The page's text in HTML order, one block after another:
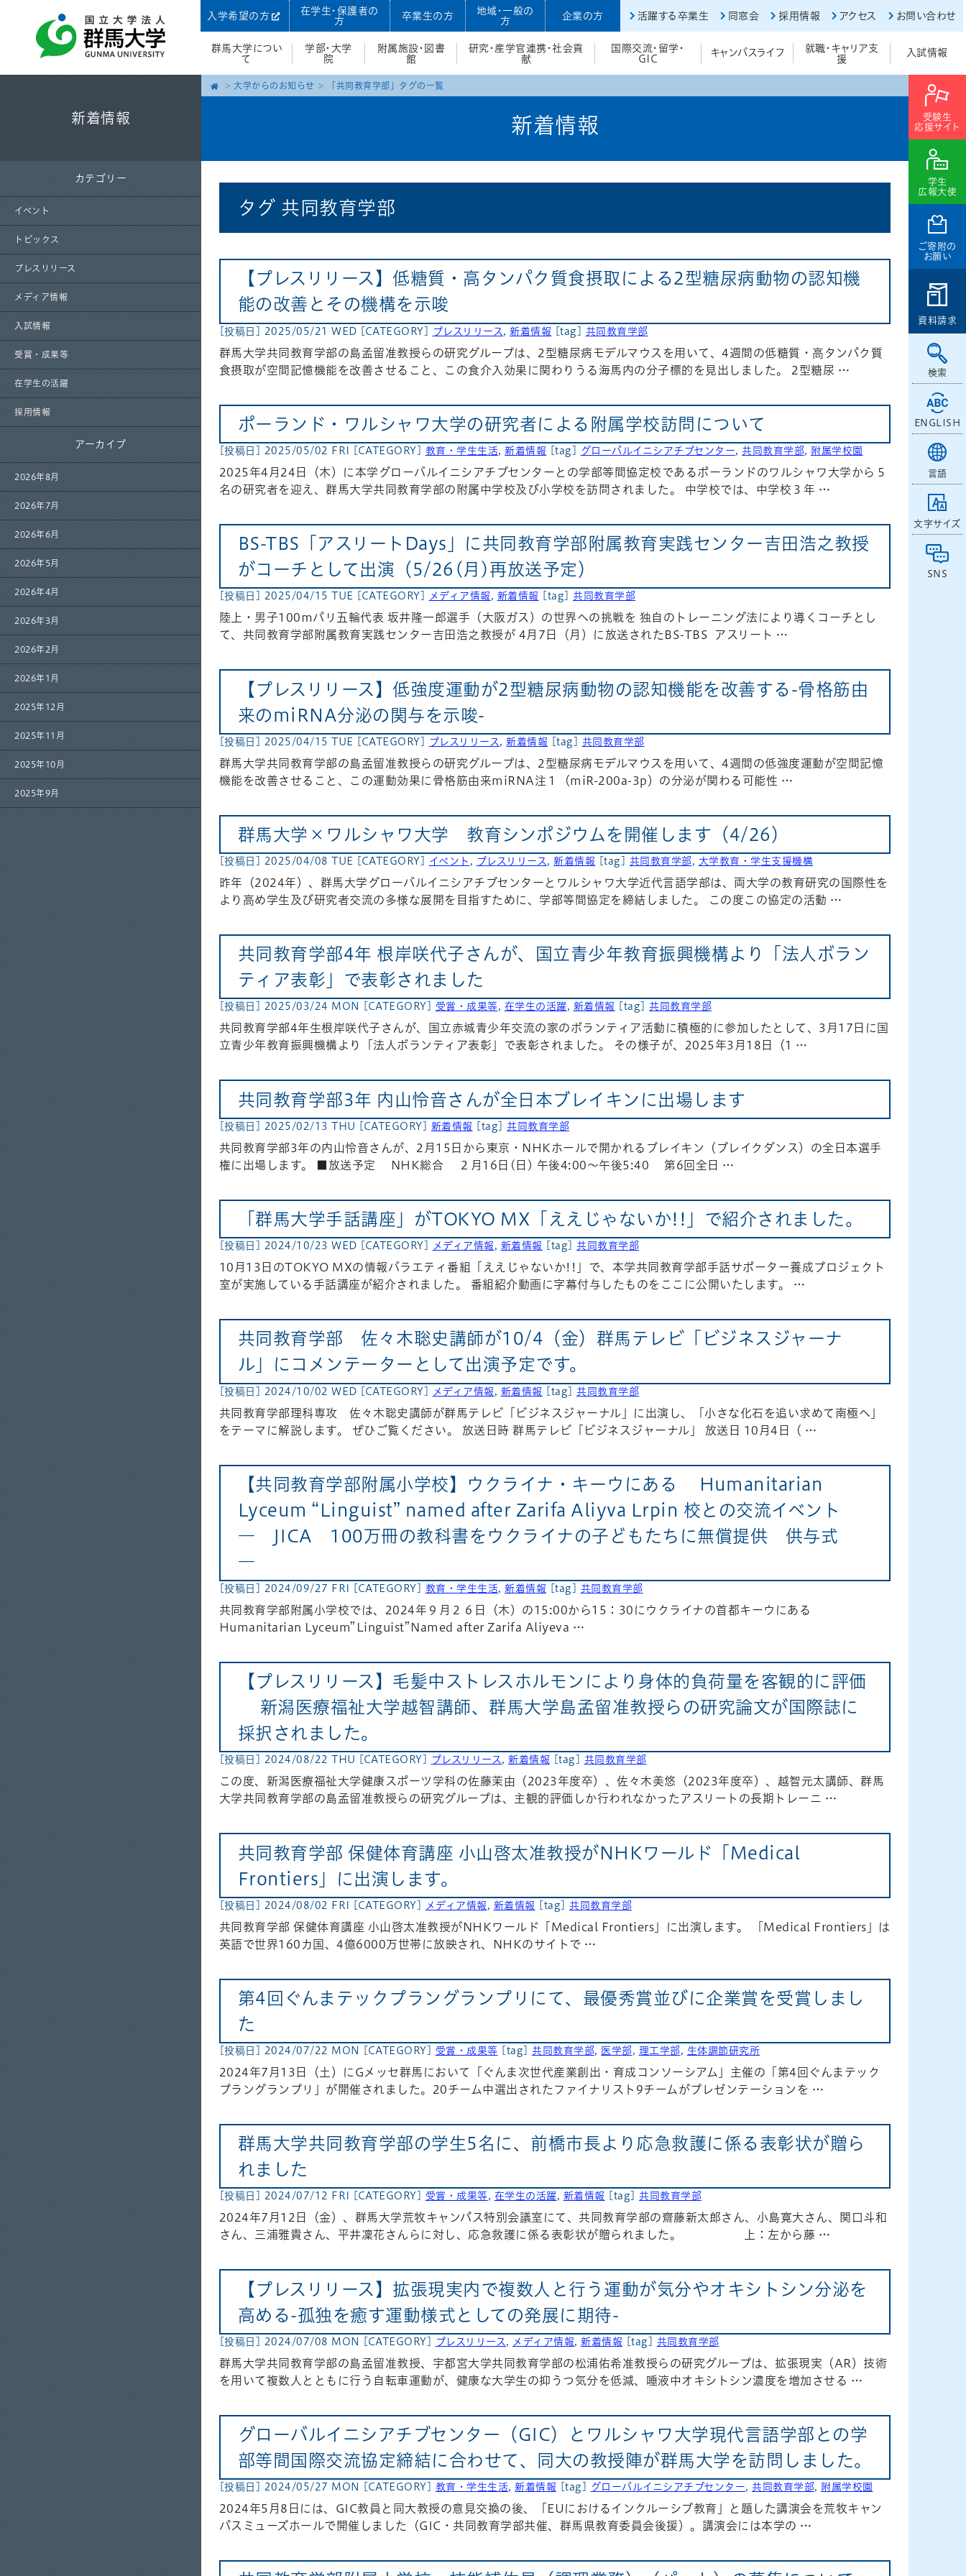
入学希望の方
在学生・保護者の
方
卒業生の方
地域・一般の
方
企業の方 活躍する卒業生 同窓会 採用情報 アクセス お問い合わせ
群馬大学につい
て
学部・大学
院
附属施設・図書
館
研究・産学官連携・社会貢
献
国際交流・留学・
GIC
キャンパスライフ
就職・キャリア支
援
入試情報
受験生
応援サイト
学生
広報大使
ご寄附の
お願い
資料請求
検索
ENGLISH
言語
文字サイズ
SNS
新着情報
カテゴリー
イベント
トピックス
プレスリリース
メディア情報
入試情報
受賞・成果等
在学生の活躍
採用情報
アーカイブ
2026年8月
2026年7月
2026年6月
2026年5月
2026年4月
2026年3月
2026年2月
2026年1月
2025年12月
2025年11月
2025年10月
2025年9月
大学からのお知らせ 「共同教育学部」タグの一覧
新着情報
タグ 共同教育学部
【プレスリリース】低糖質・高タンパク質食摂取による2型糖尿病動物の認知機
能の改善とその機構を示唆
[投稿日] 2025/05/21 WED [CATEGORY] プレスリリース ,新着情報 [tag] 共同教育学部
群馬大学共同教育学部の島孟留准教授らの研究グループは、2型糖尿病モデルマウスを用いて、4週間の低糖質・高タンパク質
食摂取が空間記憶機能を改善させること、この食介入効果に関わりうる海馬内の分子標的を見出しました。 2型糖尿 …
ポーランド・ワルシャワ大学の研究者による附属学校訪問について
[投稿日] 2025/05/02 FRI [CATEGORY] 教育・学生生活,新着情報 [tag] グローバルイニシアチブセンター, 共同教育学部, 附属学校園
2025年4月24日（木）に本学グローバルイニシアチブセンターとの学部等間協定校であるポーランドのワルシャワ大学から５
名の研究者を迎え、群馬大学共同教育学部の附属中学校及び小学校を訪問されました。 中学校では、中学校３年 …
BS-TBS「アスリートDays」に共同教育学部附属教育実践センター吉田浩之教授
がコーチとして出演（5/26(月)再放送予定）
[投稿日] 2025/04/15 TUE [CATEGORY] メディア情報 , 新着情報 [tag] 共同教育学部
陸上・男子100ｍパリ五輪代表 坂井隆一郎選手（大阪ガス）の世界への挑戦を 独自のトレーニング法により導くコーチとし
て、共同教育学部附属教育実践センター吉田浩之教授が 4月7日（月）に放送されたBS-TBS アスリート …
【プレスリリース】低強度運動が2型糖尿病動物の認知機能を改善する-骨格筋由
来のmiRNA分泌の関与を示唆-
[投稿日] 2025/04/15 TUE [CATEGORY] プレスリリース ,新着情報 [tag] 共同教育学部
群馬大学共同教育学部の島孟留准教授らの研究グループは、2型糖尿病モデルマウスを用いて、4週間の低強度運動が空間記憶
機能を改善させること、この運動効果に骨格筋由来miRNA注１（miR-200a-3p）の分泌が関わる可能性 …
群馬大学×ワルシャワ大学 教育シンポジウムを開催します（4/26）
[投稿日] 2025/04/08 TUE [CATEGORY] イベント , プレスリリース ,新着情報 [tag] 共同教育学部, 大学教育・学生支援機構
昨年（2024年）、群馬大学グローバルイニシアチブセンターとワルシャワ大学近代言語学部は、両大学の教育研究の国際性を
より高め学生及び研究者交流の多様な展開を目指すために、学部等間協定を締結しました。 この度この協定の活動 …
共同教育学部4年 根岸咲代子さんが、国立青少年教育振興機構より「法人ボラン
ティア表彰」で表彰されました
[投稿日] 2025/03/24 MON [CATEGORY] 受賞・成果等 , 在学生の活躍 , 新着情報 [tag] 共同教育学部
共同教育学部4年生根岸咲代子さんが、国立赤城青少年交流の家のボランティア活動に積極的に参加したとして、3月17日に国
立青少年教育振興機構より「法人ボランティア表彰」で表彰されました。 その様子が、2025年3月18日（1 …
共同教育学部3年 内山怜音さんが全日本ブレイキンに出場します
[投稿日] 2025/02/13 THU [CATEGORY] 新着情報 [tag] 共同教育学部
共同教育学部3年の内山怜音さんが、2月15日から東京・NHKホールで開かれるブレイキン（ブレイクダンス）の全日本選手
権に出場します。 ■放送予定 NHK総合 ２月16日(日) 午後4:00〜午後5:40 第6回全日 …
「群馬大学手話講座」がTOKYO MX「ええじゃないか!!」で紹介されました。
[投稿日] 2024/10/23 WED [CATEGORY] メディア情報 , 新着情報 [tag] 共同教育学部
10月13日のTOKYO MXの情報バラエティ番組「ええじゃないか!!」で、本学共同教育学部手話サポーター養成プロジェクト
室が実施している手話講座が紹介されました。 番組紹介動画に字幕付与したものをここに公開いたします。 …
共同教育学部 佐々木聡史講師が10/4（金）群馬テレビ「ビジネスジャーナ
ル」にコメンテーターとして出演予定です。
[投稿日] 2024/10/02 WED [CATEGORY] メディア情報 新着情報 [tag] 共同教育学部
共同教育学部理科専攻 佐々木聡史講師が群馬テレビ「ビジネスジャーナル」に出演し、「小さな化石を追い求めて南極へ」
をテーマに解説します。 ぜひご覧ください。 放送日時 群馬テレビ「ビジネスジャーナル」 放送日 10月4日（ …
【共同教育学部附属小学校】ウクライナ・キーウにある Humanitarian
Lyceum “Linguist” named after Zarifa Aliyva Lrpin 校との交流イベント
― JICA 100万冊の教科書をウクライナの子どもたちに無償提供 供与式
―
[投稿日] 2024/09/27 FRI [CATEGORY] 教育・学生生活,新着情報 [tag] 共同教育学部
共同教育学部附属小学校では、2024年９月２６日（木）の15:00から15：30にウクライナの首都キーウにある
Humanitarian Lyceum”Linguist”Named after Zarifa Aliyeva …
【プレスリリース】毛髪中ストレスホルモンにより身体的負荷量を客観的に評価
新潟医療福祉大学越智講師、群馬大学島孟留准教授らの研究論文が国際誌に
採択されました。
[投稿日] 2024/08/22 THU [CATEGORY] プレスリリース ,新着情報 [tag] 共同教育学部
この度、新潟医療福祉大学健康スポーツ学科の佐藤茉由（2023年度卒）、佐々木美悠（2023年度卒）、越智元太講師、群馬
大学共同教育学部の島孟留准教授らの研究グループは、主観的評価しか行われなかったアスリートの長期トレーニ …
共同教育学部 保健体育講座 小山啓太准教授がNHKワールド「Medical
Frontiers」に出演します。
[投稿日] 2024/08/02 FRI [CATEGORY] メディア情報 新着情報 [tag] 共同教育学部
共同教育学部 保健体育講座 小山啓太准教授がNHKワールド「Medical Frontiers」に出演します。 「Medical Frontiers」は
英語で世界160カ国、4億6000万世帯に放映され、NHKのサイトで …
第4回ぐんまテックプラングランプリにて、最優秀賞並びに企業賞を受賞しまし
た
[投稿日] 2024/07/22 MON [CATEGORY] 受賞・成果等 [tag] 共同教育学部, 医学部, 理工学部, 生体調節研究所
2024年7月13日（土）にGメッセ群馬において「ぐんま次世代産業創出・育成コンソーシアム」主催の「第4回ぐんまテック
プラングランプリ」が開催されました。20チーム中選出されたファイナリスト9チームがプレゼンテーションを …
群馬大学共同教育学部の学生5名に、前橋市長より応急救護に係る表彰状が贈ら
れました
[投稿日] 2024/07/12 FRI [CATEGORY] 受賞・成果等 , 在学生の活躍 , 新着情報 [tag] 共同教育学部
2024年7月12日（金）、群馬大学荒牧キャンパス特別会議室にて、共同教育学部の齋藤新太郎さん、小島寛大さん、関口斗和
さん、三浦雅貴さん、平井凜花さんらに対し、応急救護に係る表彰状が贈られました。 上：左から藤 …
【プレスリリース】拡張現実内で複数⼈と⾏う運動が気分やオキシトシン分泌を
⾼める-孤独を癒す運動様式としての発展に期待-
[投稿日] 2024/07/08 MON [CATEGORY] プレスリリース , メディア情報,新着情報 [tag] 共同教育学部
群⾺⼤学共同教育学部の島孟留准教授、宇都宮⼤学共同教育学部の松浦佑希准教授らの研究グループは、拡張現実（AR）技術
を⽤いて複数⼈とともに⾏う⾃転⾞運動が、健康な⼤学⽣の抑うつ気分を低減、唾液中オキシトシン濃度を増加させる …
グローバルイニシアチブセンター（GIC）とワルシャワ大学現代言語学部との学
部等間国際交流協定締結に合わせて、同大の教授陣が群馬大学を訪問しました。
[投稿日] 2024/05/27 MON [CATEGORY] 教育・学生生活,新着情報 [tag] グローバルイニシアチブセンター, 共同教育学部, 附属学校園
2024年5月8日には、GIC教員と同大教授の意見交換の後、「EUにおけるインクルーシブ教育」と題した講演会を荒牧キャン
パスミューズホールで開催しました（GIC・共同教育学部共催、群馬県教育委員会後援）。講演会には本学の …